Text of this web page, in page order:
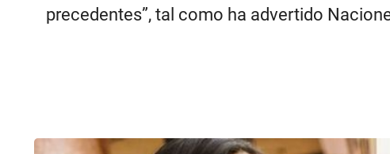
precedentes”, tal como ha advertido